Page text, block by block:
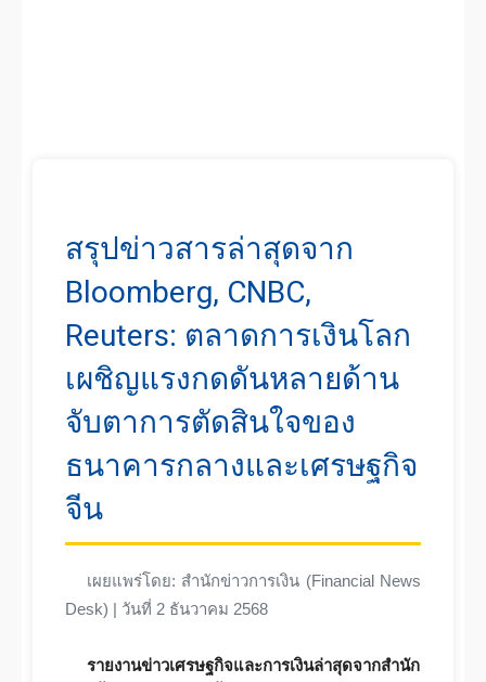
สรุปข่าวสารล่าสุดจาก
Bloomberg, CNBC,
Reuters: ตลาดการเงินโลก
เผชิญแรงกดดันหลายด้าน
จับตาการตัดสินใจของ
ธนาคารกลางและเศรษฐกิจ
จีน
เผยแพร่โดย: สำนักข่าวการเงิน (Financial News
Desk) | วันที่ 2 ธันวาคม 2568
รายงานข่าวเศรษฐกิจและการเงินล่าสุดจากสำนัก